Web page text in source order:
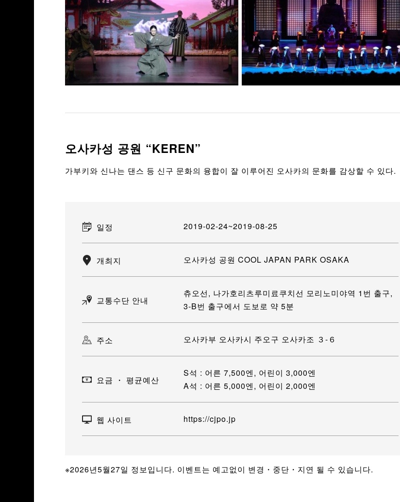
오사카성 공원 “KEREN”
가부키와 신나는 댄스 등 신구 문화의 융합이 잘 이루어진 오사카의 문화를 감상할 수 있다.
일정 2019-02-24~2019-08-25
개최지 오사카성 공원 COOL JAPAN PARK OSAKA
교통수단 안내
츄오선, 나가호리츠루미료쿠치선 모리노미야역 1번 출구,
3-B번 출구에서 도보로 약 5분
주소 오사카부 오사카시 주오구 오사카조 ３-６
요금 ・ 평균예산
S석 : 어른 7,500엔, 어린이 3,000엔
A석 : 어른 5,000엔, 어린이 2,000엔
웹 사이트 https://cjpo.jp
※2026년5월27일 정보입니다. 이벤트는 예고없이 변경・중단・지연 될 수 있습니다.